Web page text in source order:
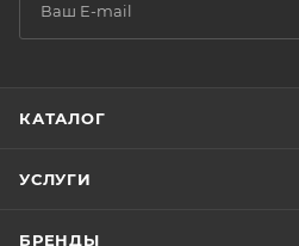
КАТАЛОГ
УСЛУГИ
БРЕНДЫ